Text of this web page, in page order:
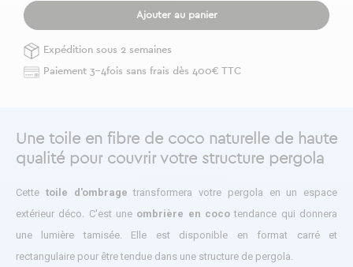
Ajouter au panier
Expédition sous 2 semaines
Paiement 3-4fois sans frais dès 400€ TTC
Une toile en fibre de coco naturelle de haute
qualité pour couvrir votre structure pergola
Cette toile d'ombrage transformera votre pergola en un espace
extérieur déco. C'est une ombrière en coco tendance qui donnera
une lumière tamisée. Elle est disponible en format carré et
rectangulaire pour être tendue dans une structure de pergola.